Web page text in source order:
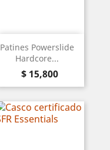
Patines Powerslide
Hardcore...
Precio
$ 15,800